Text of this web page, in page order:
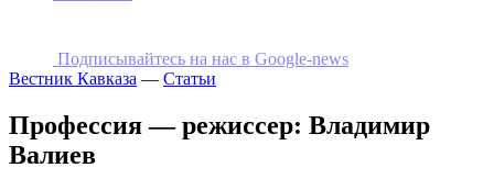
Подписывайтесь на наc в Google-news
Вестник Кавказа — Статьи
Профессия — режиссер: Владимир
Валиев